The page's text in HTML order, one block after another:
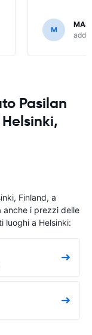
M
Pasilan
Finland, a
anche i prezzi delle
luoghi a Helsinki: